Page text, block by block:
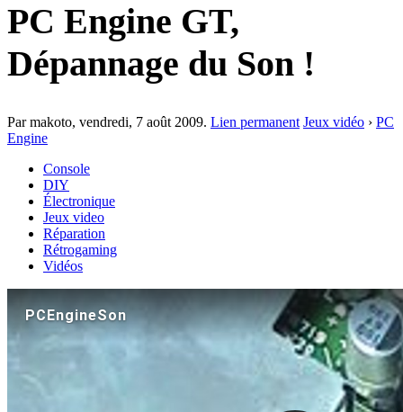
PC Engine GT,
Dépannage du Son !
Par makoto, vendredi, 7 août 2009. Lien permanent Jeux vidéo › PC
Engine
Console
DIY
Électronique
Jeux video
Réparation
Rétrogaming
Vidéos